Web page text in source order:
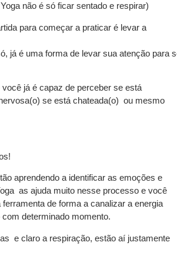
não é só ficar sentado e respirar)
para começar a praticar é levar a
já é uma forma de levar sua atenção para
já é capaz de perceber se está
se está chateada(o) ou mesmo
aprendendo a identificar as emoções e
as ajuda muito nesse processo e você
de forma a canalizar a energia
determinado momento.
e claro a respiração, estão aí justamente